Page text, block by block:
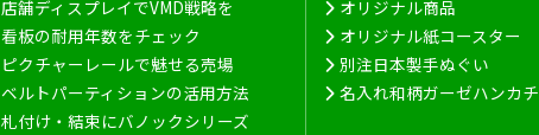
店舗ディスプレイでVMD戦略を
看板の耐用年数をチェック
ピクチャーレールで魅せる売場
ベルトパーティションの活用方法
札付け・結束にバノックシリーズ
オリジナル商品
オリジナル紙コースター
別注日本製手ぬぐい
名入れ和柄ガーゼハンカチ